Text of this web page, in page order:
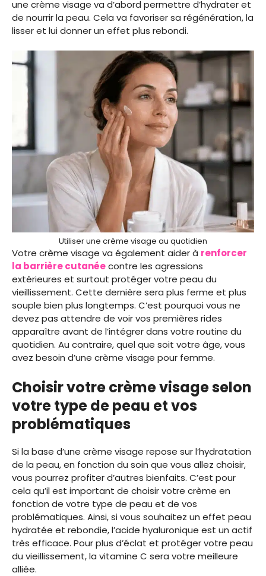
une crème visage va d’abord permettre d’hydrater et
de nourrir la peau. Cela va favoriser sa régénération, la
lisser et lui donner un effet plus rebondi.
Utiliser une crème visage au quotidien
Votre crème visage va également aider à renforcer
la barrière cutanéecontre les agressions
extérieures et surtout protéger votre peau du
vieillissement. Cette dernière sera plus ferme et plus
souple bien plus longtemps. C’est pourquoi vous ne
devez pas attendre de voir vos premières rides
apparaître avant de l’intégrer dans votre routine du
quotidien. Au contraire, quel que soit votre âge, vous
avez besoin d’une crème visage pour femme.
Choisir votre crème visage selon
votre type de peau et vos
problématiques
Si la base d’une crème visage repose sur l’hydratation
de la peau, en fonction du soin que vous allez choisir,
vous pourrez profiter d’autres bienfaits. C’est pour
cela qu’il est important de choisir votre crème en
fonction de votre type de peau et de vos
problématiques. Ainsi, si vous souhaitez un effet peau
hydratée et rebondie, l’acide hyaluronique est un actif
très efficace. Pour plus d’éclat et protéger votre peau
du vieillissement, la vitamine C sera votre meilleure
alliée.